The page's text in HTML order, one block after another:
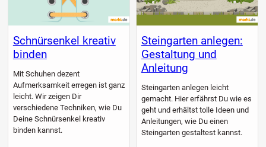
Schnürsenkel kreativ
binden
Mit Schuhen dezent
Aufmerksamkeit erregen ist ganz
leicht. Wir zeigen Dir
verschiedene Techniken, wie Du
Deine Schnürsenkel kreativ
binden kannst.
Steingarten anlegen:
Gestaltung und
Anleitung
Steingarten anlegen leicht
gemacht. Hier erfährst Du wie es
geht und erhältst tolle Ideen und
Anleitungen, wie Du einen
Steingarten gestaltest kannst.